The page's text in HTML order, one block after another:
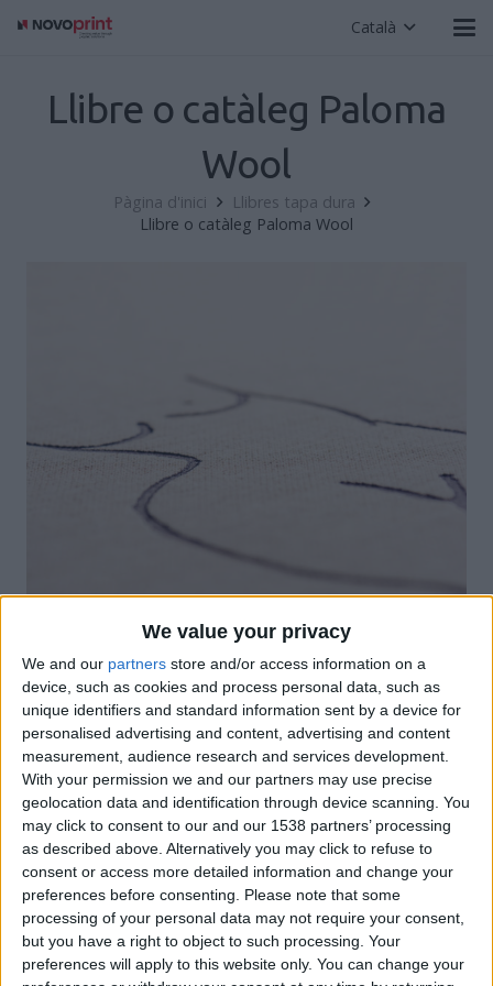
We value your privacy
We and our partners store and/or access information on a
device, such as cookies and process personal data, such as
unique identifiers and standard information sent by a device for
personalised advertising and content, advertising and content
measurement, audience research and services development.
With your permission we and our partners may use precise
geolocation data and identification through device scanning. You
may click to consent to our and our 1538 partners’ processing
as described above. Alternatively you may click to refuse to
consent or access more detailed information and change your
preferences before consenting.
Please note that some
processing of your personal data may not require your consent,
but you have a right to object to such processing. Your
preferences will apply to this website only. You can change your
Català
Llibre o catàleg Paloma
Wool
Pàgina d'inici
Llibres tapa dura
Llibre o catàleg Paloma Wool
Un catàleg de tapa dura folrat amb tela color natural
i la silueta d’una dona en stamping blau metal·litzat a
la tapa, és la imatge d ‘ «un projecte sobre vestir-se, i
l’espai i les idees que es creen al voltant de l’acte de
vestir-se». Guardes paper òfset blau i un paper
offset reciclat a l’interior li donen una aparença
especial a l’catàleg o el llibre? Capítols que en realitat
són col·leccions, fotos de llocs, persones i coses que
determinen les línies de les peces de roba. Fotos de